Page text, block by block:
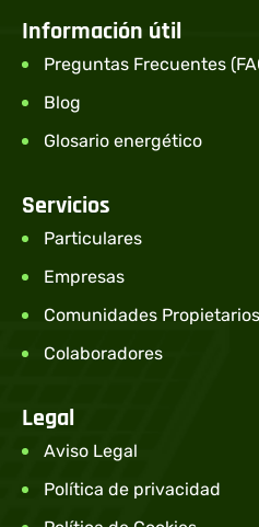
Información útil
Preguntas Frecuentes
Blog
Glosario energético
Servicios
Particulares
Empresas
Comunidades Propietarios
Colaboradores
Legal
Aviso Legal
Política de privacidad